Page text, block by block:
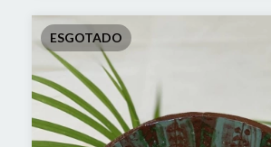
ESGOTADO